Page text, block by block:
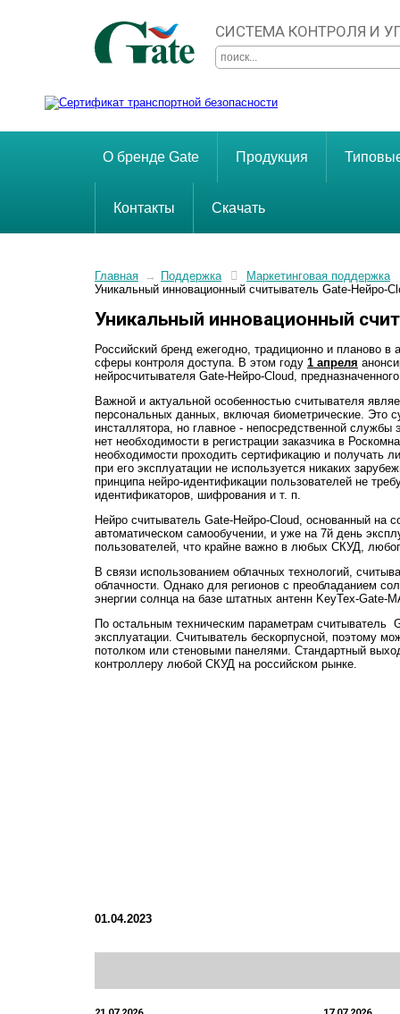
СИСТЕМА КОНТРОЛЯ И
О бренде Gate Продукция
Контакты Скачать
Главная → Поддержка
Маркетинговая поддержка
Уникальный инновационный считыватель Gate-Нейро-
Уникальный инновационный
Российский бренд ежегодно, традиционно и планово
сферы контроля доступа. В этом году 1 апреля
нейросчитывателя Gate-Нейро-Cloud,
Важной и актуальной особенностью считывателя
персональных данных, включая биометрические. Это
инсталлятора, но главное - непосредственной службы
нет необходимости в регистрации заказчика в
необходимости проходить сертификацию и получать
при его эксплуатации не используется никаких
принципа нейро-идентификации пользователей не
идентификаторов, шифрования и т. п.
Нейро считыватель Gate-Нейро-Cloud, основанный на
автоматическом самообучении, и уже на 7й день
пользователей, что крайне важно в любых СКУД,
В связи использованием облачных технологий,
облачности. Однако для регионов с преобладанием
энергии солнца на базе штатных антенн KeyTex-Gate-
По остальным техническим параметрам считыватель
эксплуатации. Считыватель бескорпусной, поэтому
потолком или стеновыми панелями. Стандартный
контроллеру любой СКУД на российском рынке.
01.04.2023